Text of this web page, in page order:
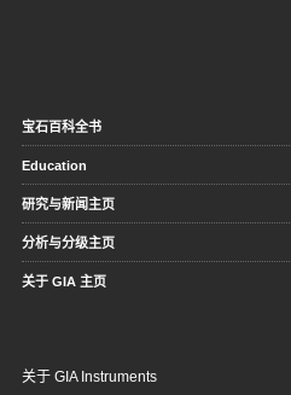
宝石百科全书
Education
研究与新闻主页
分析与分级主页
关于 GIA 主页
关于 GIA Instruments